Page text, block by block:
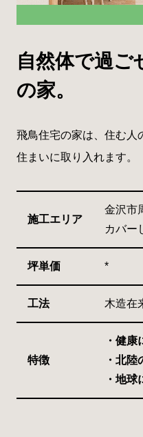
自然体で過ご
の家。
飛鳥住宅の家は、住む人
住まいに取り入れます。
施工エリア
金沢市
カバー
坪単価 *
工法 木造在
特徴
・健康
・北陸
・地球